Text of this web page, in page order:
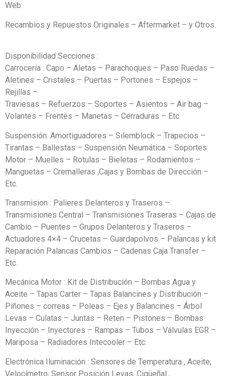
Web
Recambios y Repuestos Originales – Aftermarket – y Otros.
Disponibilidad Secciones :
Carrocería : Capo – Aletas – Parachoques – Paso Ruedas –
Aletines – Cristales – Puertas – Portones – Espejos –
Rejillas –
Traviesas – Refuerzos – Soportes – Asientos – Air bag –
Volantes – Frentes – Manetas – Cerraduras – Etc.
Suspensión: Amortiguadores – Silemblock – Trapecios –
Tirantas – Ballestas – Suspensión Neumática – Soportes
Motor – Muelles – Rotulas – Bieletas – Rodamientos –
Manguetas – Cremalleras ,Cajas y Bombas de Dirección –
Etc.
Transmision : Palieres Delanteros y Traseros –
Transmisiones Central – Transmisiones Traseras – Cajas de
Cambio – Puentes – Grupos Delanteros y Traseros –
Actuadores 4×4 – Crucetas – Guardapolvos – Palancas y kit
Reparación Palancas Cambios – Cadenas Caja Transfer –
Etc.
Mecánica Motor : Kit de Distribución – Bombas Agua y
Aceite – Tapas Carter – Tapas Balancines y Distribución –
Piñones – correas – Poleas – Ejes y Balancines – Árbol
Levas – Culatas – Juntas – Reten – Pistones – Bombas
Inyección – Inyectores – Rampas – Tubos – Válvulas EGR –
Mariposa – Radiadores Intecooler – Etc.
Electrónica Iluminación : Sensores de Temperatura , Aceite,
Velocímetro, Sensor Posición Levas, Cigüeñal ,